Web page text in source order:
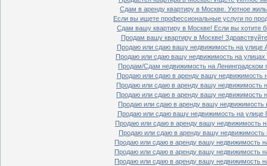
Сдам в аренду квартиру в Москве. Уютное
Если вы ищете профессиональные услуги по
Сдам вашу квартиру в Москве! Если вы хотите
Продам вашу квартиру в Москве!
Продаю или сдаю вашу недвижимость на улице
Продаю или сдаю вашу недвижимость на
Продам/Сдам недвижимость на Ленинградском
Продаю или сдаю в аренду вашу недвижимость
Продаю или сдаю в аренду вашу недвижимость
Продаю или сдаю в аренду вашу недвижимость
Продаю или сдаю в аренду вашу недвижимость
Продаю или сдаю вашу недвижимость на улице
Продаю или сдаю в аренду вашу недвижимость
Продаю или сдаю в аренду вашу недвижимость
Продаю или сдаю в аренду вашу недвижимость
Продаю или сдаю в аренду вашу недвижимость
Продаю или сдаю в аренду вашу недвижимость